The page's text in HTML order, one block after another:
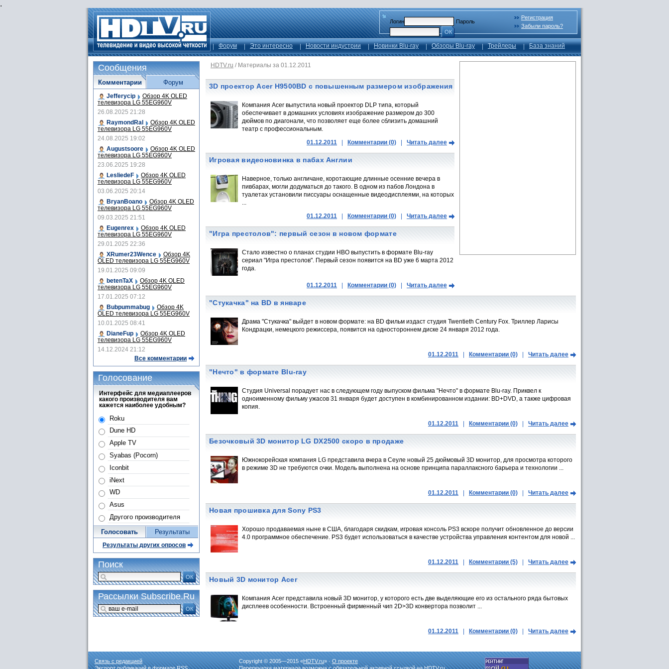
.
Логин
Пароль
ОК
Регистрация
Забыли пароль?
Форум Это интересно Новости индустрии Новинки Blu-ray Обзоры Blu-ray Трейлеры База знаний
HDTV.ru / Материалы за 01.12.2011
3D проектор Acer H9500BD с повышенным размером изображения
Компания Acer выпустила новый проектор DLP типа, который
обеспечивает в домашних условиях изображение размером до 300
дюймов по диагонали, что позволяет еще более сблизить домашний
театр с профессиональным.
01.12.2011
Комментарии (0) Читать далее
Игровая видеоновинка в пабах Англии
Наверное, только англичане, коротающие длинные осенние вечера в
пивбарах, могли додуматься до такого. В одном из пабов Лондона в
туалетах установили писсуары оснащенные видеодисплеями, на которых
...
01.12.2011
Комментарии (0) Читать далее
"Игра престолов": первый сезон в новом формате
Стало известно о планах студии HBO выпустить в формате Blu-ray
сериал "Игра престолов". Первый сезон появится на BD уже 6 марта 2012
года.
01.12.2011 Комментарии (0) Читать далее
"Стукачка" на BD в январе
Драма "Стукачка" выйдет в новом формате: на BD фильм издаст студия Twentieth Century Fox. Триллер Ларисы
Кондрацки, немецкого режиссера, появится на одностороннем диске 24 января 2012 года.
01.12.2011 Комментарии (0) Читать далее
"Нечто" в формате Blu-ray
Студия Universal порадует нас в следующем году выпуском фильма "Нечто" в формате Blu-ray. Приквел к
одноименному фильму ужасов 31 января будет доступен в комбинированном издании: BD+DVD, а также цифровая
копия.
01.12.2011 Комментарии (0) Читать далее
Безочковый 3D монитор LG DX2500 скоро в продаже
Южнокорейская компания LG представила вчера в Сеуле новый 25 дюймовый 3D монитор, для просмотра которого
в режиме 3D не требуются очки. Модель выполнена на основе принципа параллаксного барьера и технологии ...
01.12.2011 Комментарии (0) Читать далее
Новая прошивка для Sony PS3
Хорошо продаваемая ныне в США, благодаря скидкам, игровая консоль PS3 вскоре получит обновленное до версии
4.0 программное обеспечение. PS3 будет использоваться в качестве устройства управления контентом для новой ...
01.12.2011 Комментарии (5) Читать далее
Новый 3D монитор Acer
Компания Acer представила новый 3D монитор, у которого есть две выделяющие его из остального ряда бытовых
дисплеев особенности. Встроенный фирменный чип 2D>3D конвертора позволит ...
01.12.2011 Комментарии (0) Читать далее
Сообщения
Комментарии
Jefferycip Обзор 4K OLED
телевизора LG 55EG960V
26.08.2025 21:28
RaymondRal
Обзор 4K OLED
телевизора LG 55EG960V
24.08.2025 19:02
Augustsoore
Обзор 4K OLED
телевизора LG 55EG960V
23.06.2025 19:28
LesliedeF
Обзор 4K OLED
телевизора LG 55EG960V
03.06.2025 20:14
BryanBoano
Обзор 4K OLED
телевизора LG 55EG960V
09.03.2025 21:51
Eugenrex
Обзор 4K OLED
телевизора LG 55EG960V
29.01.2025 22:36
XRumer23Wence
Обзор 4K
OLED телевизора LG 55EG960V
19.01.2025 09:09
betenTaX
Обзор 4K OLED
телевизора LG 55EG960V
17.01.2025 07:12
Bubpummabug
Обзор 4K
OLED телевизора LG 55EG960V
10.01.2025 08:41
DianeFup
Обзор 4K OLED
телевизора LG 55EG960V
14.12.2024 21:12
Все комментарии
Форум
Голосование
Интерфейс для медиаплееров
какого производителя вам
кажется наиболее удобным?
Roku
Dune HD
Apple TV
Syabas (Pocorn)
Iconbit
iNext
WD
Asus
Другого производителя
Голосовать Результаты
Результаты других опросов
Поиск
ОК
Рассылки Subscribe.Ru
ОК
Связь с редакцией
Copyright © 2005—2015 «HDTV.ru» · О проекте